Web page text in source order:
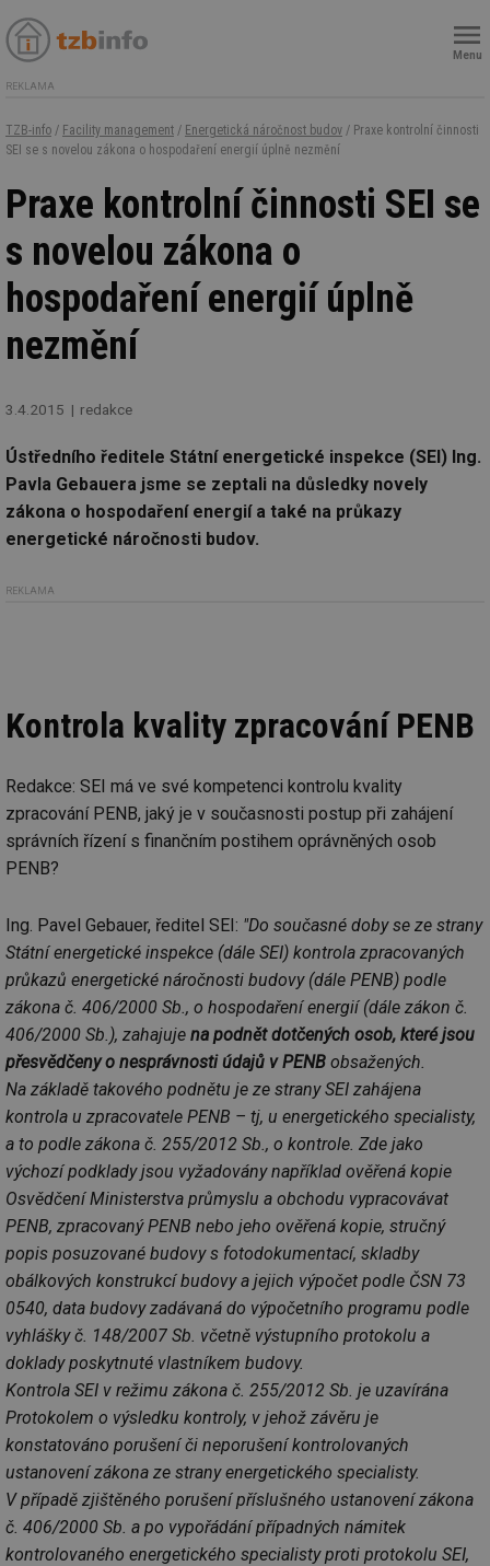
Menu
REKLAMA
TZB-info / Facility management / Energetická náročnost budov / Praxe kontrolní činnosti
SEI se s novelou zákona o hospodaření energií úplně nezmění
Praxe kontrolní činnosti SEI se
s novelou zákona o
hospodaření energií úplně
nezmění
3.4.2015 redakce
Ústředního ředitele Státní energetické inspekce (SEI) Ing.
Pavla Gebauera jsme se zeptali na důsledky novely
zákona o hospodaření energií a také na průkazy
energetické náročnosti budov.
REKLAMA
Kontrola kvality zpracování PENB
Redakce: SEI má ve své kompetenci kontrolu kvality
zpracování PENB, jaký je v současnosti postup při zahájení
správních řízení s finančním postihem oprávněných osob
PENB?
Ing. Pavel Gebauer, ředitel SEI: "Do současné doby se ze strany
Státní energetické inspekce (dále SEI) kontrola zpracovaných
průkazů energetické náročnosti budovy (dále PENB) podle
zákona č. 406/2000 Sb., o hospodaření energií (dále zákon č.
406/2000 Sb.), zahajuje na podnět dotčených osob, které jsou
přesvědčeny o nesprávnosti údajů v PENB obsažených.
Na základě takového podnětu je ze strany SEI zahájena
kontrola u zpracovatele PENB – tj, u energetického specialisty,
a to podle zákona č. 255/2012 Sb., o kontrole. Zde jako
výchozí podklady jsou vyžadovány například ověřená kopie
Osvědčení Ministerstva průmyslu a obchodu vypracovávat
PENB, zpracovaný PENB nebo jeho ověřená kopie, stručný
popis posuzované budovy s fotodokumentací, skladby
obálkových konstrukcí budovy a jejich výpočet podle ČSN 73
0540, data budovy zadávaná do výpočetního programu podle
vyhlášky č. 148/2007 Sb. včetně výstupního protokolu a
doklady poskytnuté vlastníkem budovy.
Kontrola SEI v režimu zákona č. 255/2012 Sb. je uzavírána
Protokolem o výsledku kontroly, v jehož závěru je
konstatováno porušení či neporušení kontrolovaných
ustanovení zákona ze strany energetického specialisty.
V případě zjištěného porušení příslušného ustanovení zákona
č. 406/2000 Sb. a po vypořádání případných námitek
kontrolovaného energetického specialisty proti protokolu SEI,